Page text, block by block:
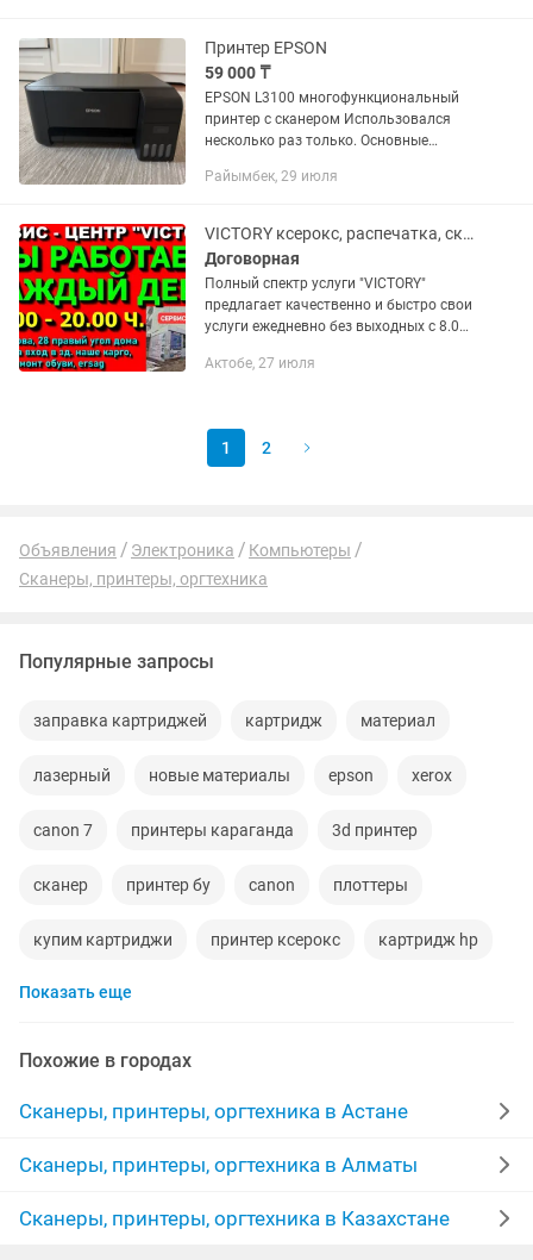
Принтер EPSON
59 000 ₸
EPSON L3100 многофункциональный
принтер с сканером Использовался
несколько раз только. Основные
пьезоструйная, цветная, 4 цвета
Райымбек, 29 июля
VICTORY ксерокс, распечатка, сканер
Договорная
Полный спектр услуги "VICTORY"
предлагает качественно и быстро свои
услуги ежедневно без выходных с 8.00 -
резюме, Ксерокопия и распечатка
Актобе, 27 июля
1 2
Объявления Электроника
Компьютеры
Сканеры, принтеры, оргтехника
Популярные запросы
заправка картриджей картридж материал
лазерный новые материалы epson xerox
canon 7 принтеры караганда 3d принтер
сканер принтер бу canon плоттеры
купим картриджи принтер ксерокс картридж hp
принтер epson
canon 24 лазерный принтер хорошем состоянии
мфу hp состояние отличное рабочим
сканер hp продать принтер принтер сканер
Показать еще
Похожие в городах
Сканеры, принтеры, оргтехника в Астане
Сканеры, принтеры, оргтехника в Алматы
Сканеры, принтеры, оргтехника в Казахстане